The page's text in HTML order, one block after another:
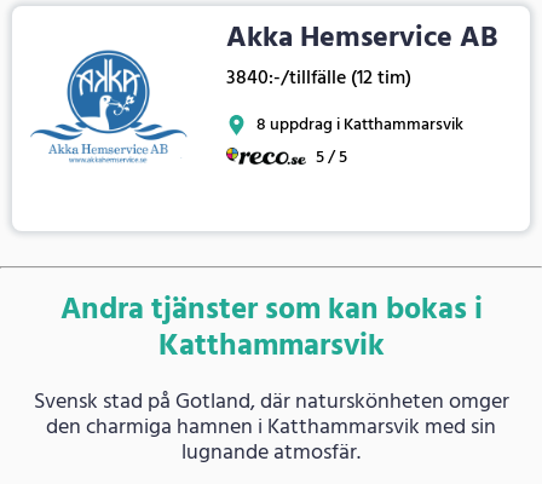
Akka Hemservice AB
3840:-/tillfälle (12 tim)
8 uppdrag i Katthammarsvik
5 / 5
Andra tjänster som kan bokas i
Katthammarsvik
Svensk stad på Gotland, där naturskönheten omger
den charmiga hamnen i Katthammarsvik med sin
lugnande atmosfär.